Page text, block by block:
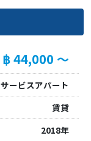
฿ 44,000 ～
サービスアパート
賃貸
2018年